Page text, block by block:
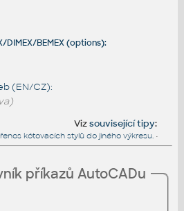
DIMEX/BEMEX (options):
(EN/CZ):
Vizsouvisející tipy:
kótovacích stylů do jiného výkresu. •
příkazů AutoCADu